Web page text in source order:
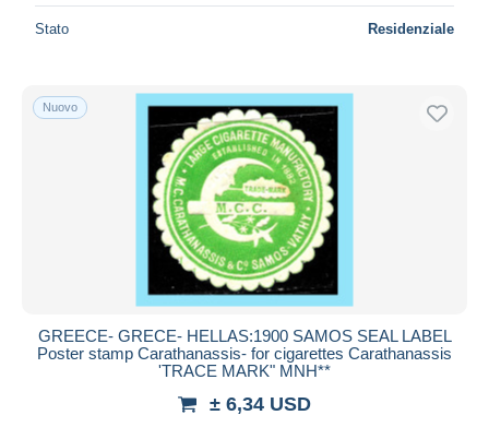
Stato Residenziale
Nuovo
GREECE- GRECE- HELLAS:1900 SAMOS SEAL LABEL
Poster stamp Carathanassis- for cigarettes Carathanassis
'TRACE MARK" MNH**
± 6,34 USD